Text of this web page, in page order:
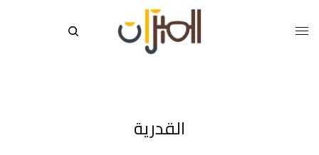
القدرية